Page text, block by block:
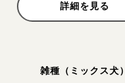
詳細を見る
雑種（ミックス犬）